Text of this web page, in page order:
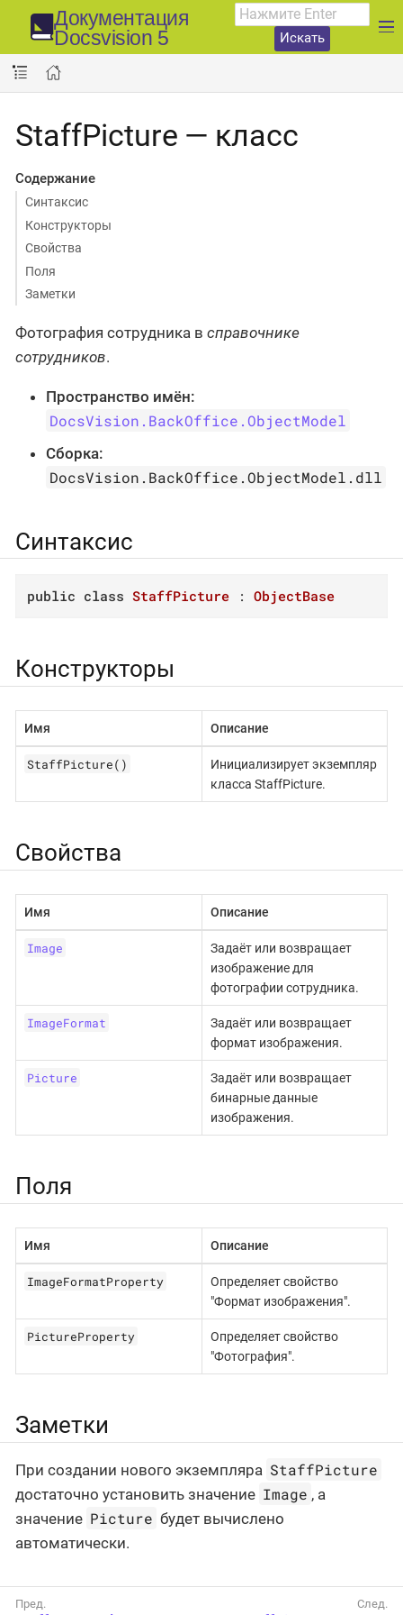
Документация
Docsvision 5
Искать
StaffPicture — класс
Содержание
Синтаксис
Конструкторы
Свойства
Поля
Заметки
Фотография сотрудника в справочнике
сотрудников.
Пространство имён:
DocsVision.BackOffice.ObjectModel
Сборка:
DocsVision.BackOffice.ObjectModel.dll
Синтаксис
public class StaffPicture : ObjectBase
Конструкторы
Имя Описание
StaffPicture()
Инициализирует экземпляр
класса StaffPicture.
Свойства
Имя Описание
Image
Задаёт или возвращает
изображение для
фотографии сотрудника.
ImageFormat
Задаёт или возвращает
формат изображения.
Picture
Задаёт или возвращает
бинарные данные
изображения.
Поля
Имя Описание
ImageFormatProperty
Определяет свойство
"Формат изображения".
PictureProperty
Определяет свойство
"Фотография".
Заметки
При создании нового экземпляра StaffPicture
достаточно установить значение Image , а
значение Picture будет вычислено
автоматически.